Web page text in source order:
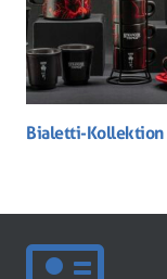
Bialetti-Kollektion